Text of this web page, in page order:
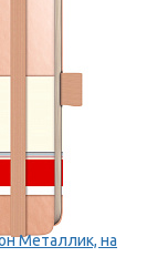
Металлик, на